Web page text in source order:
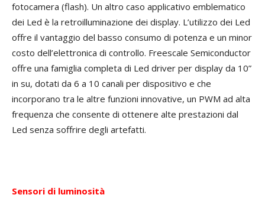
fotocamera (flash). Un altro caso applicativo emblematico
dei Led è la retroilluminazione dei display. L’utilizzo dei Led
offre il vantaggio del basso consumo di potenza e un minor
costo dell’elettronica di controllo. Freescale Semiconductor
offre una famiglia completa di Led driver per display da 10”
in su, dotati da 6 a 10 canali per dispositivo e che
incorporano tra le altre funzioni innovative, un PWM ad alta
frequenza che consente di ottenere alte prestazioni dal
Led senza soffrire degli artefatti.
Sensori di luminosità